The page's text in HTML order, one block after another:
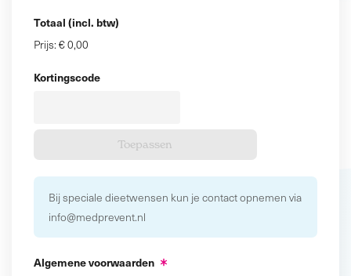
Totaal (incl. btw)
Prijs: € 0,00
Kortingscode
Bij speciale dieetwensen kun je contact opnemen via
info@medprevent.nl
Algemene voorwaarden